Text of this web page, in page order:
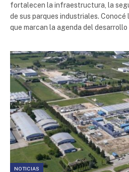
fortalecen la infraestructura, la
de sus parques industriales.
que marcan la agenda del
NOTICIAS